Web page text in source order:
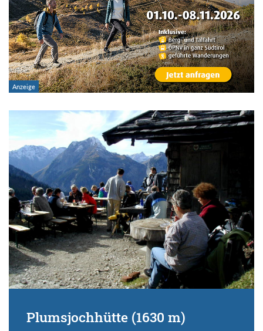
Gebirge:
Hütten-Typ:
Übernachtung:
Suchbegriff:
Plumsjochhütte (1630 m)